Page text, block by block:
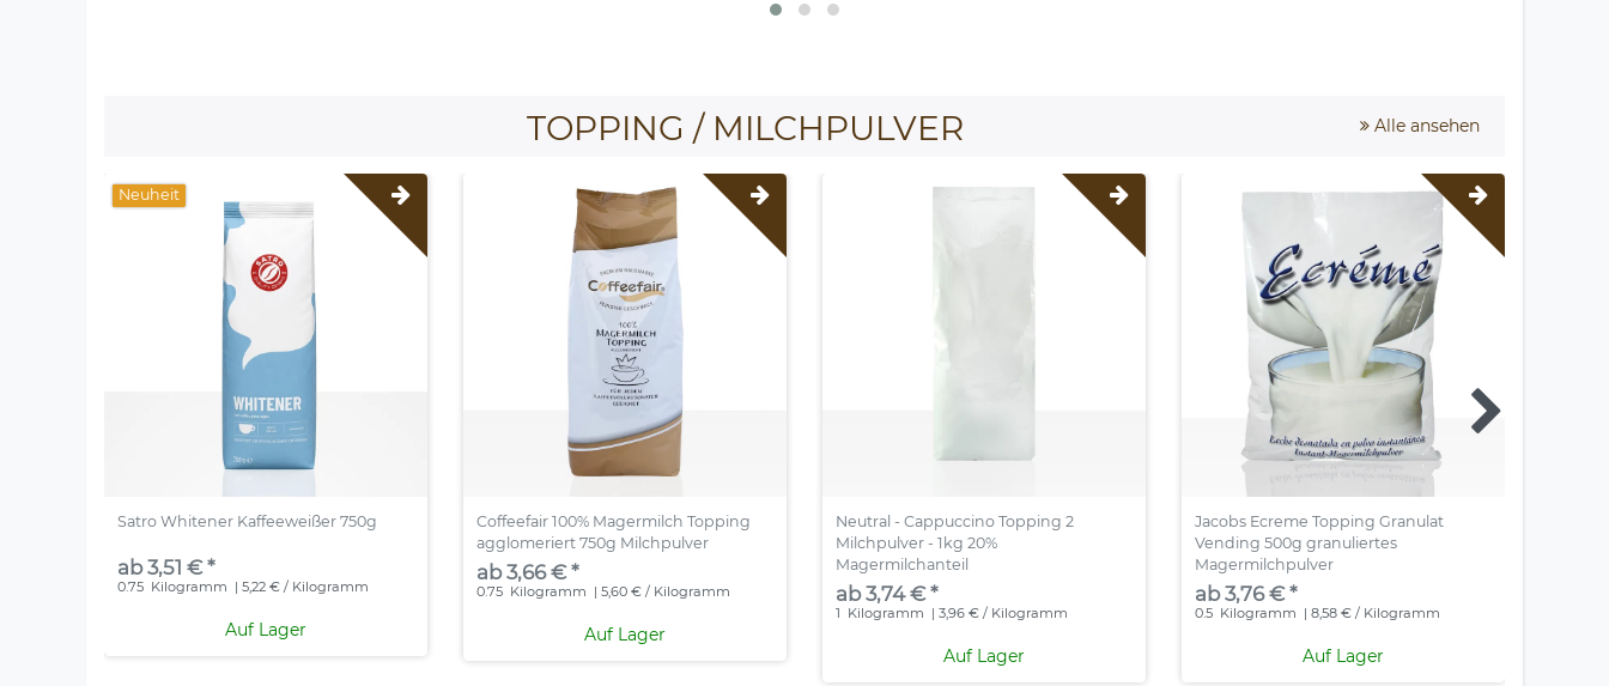
TOPPING / MILCHPULVER Alle ansehen
Neuheit
Satro Whitener Kaffeeweißer 750g
ab 3,51 € *
0.75 Kilogramm | 5,22 € / Kilogramm
Auf Lager
Coffeefair 100% Magermilch Topping
agglomeriert 750g Milchpulver
ab 3,66 € *
0.75 Kilogramm | 5,60 € / Kilogramm
Auf Lager
Neutral - Cappuccino Topping 2
Milchpulver - 1kg 20%
Magermilchanteil
ab 3,74 € *
1 Kilogramm | 3,96 € / Kilogramm
Auf Lager
Jacobs Ecreme Topping Granulat
Vending 500g granuliertes
Magermilchpulver
ab 3,76 € *
0.5 Kilogramm | 8,58 € / Kilogramm
Auf Lager